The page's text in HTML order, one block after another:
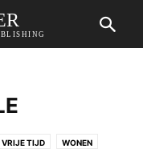
VRIJE TIJD WONEN